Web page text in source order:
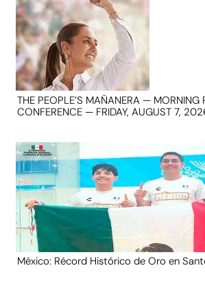
THE PEOPLE’S MAÑANERA — MORNING
CONFERENCE — FRIDAY, AUGUST 7,
México: Récord Histórico de Oro en